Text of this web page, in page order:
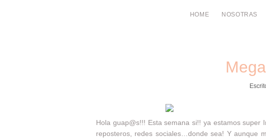
HOME NOSOTRAS
Hola guap@s!!! Esta semana si!! ya estamos
reposteros, redes sociales…donde sea! Y aunque